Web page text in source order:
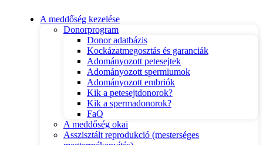
A meddőség kezelése
Donorprogram
Donor adatbázis
Kockázatmegosztás és garanciák
Adományozott petesejtek
Adományozott spermiumok
Adományozott embriók
Kik a petesejtdonorok?
Kik a spermadonorok?
FaQ
A meddőség okai
Asszisztált reprodukció (mesterséges